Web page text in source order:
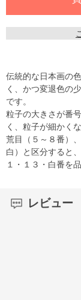
伝統的な日本画の
く、かつ変退色の
です。
粒子の大きさが番
く、粒子が細かく
荒目（５～８番）
白）と区分すると
１・１３・白番を
レビュー